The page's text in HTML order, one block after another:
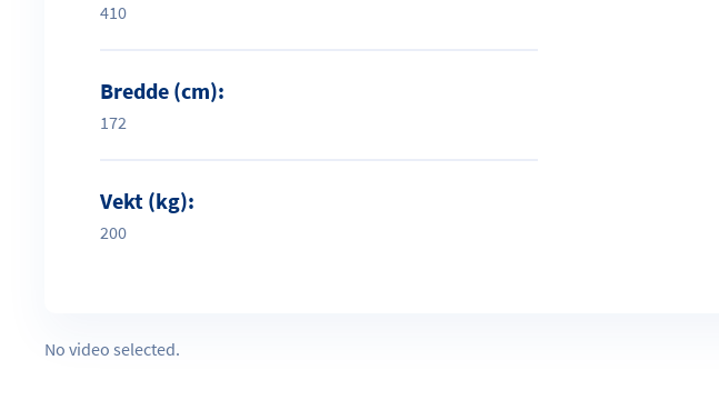
410
Bredde (cm):
172
Vekt (kg):
200
No video selected.